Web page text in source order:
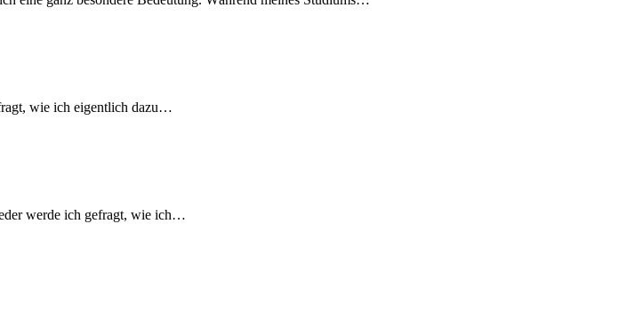
wie ich eigentlich dazu…
werde ich gefragt, wie ich…